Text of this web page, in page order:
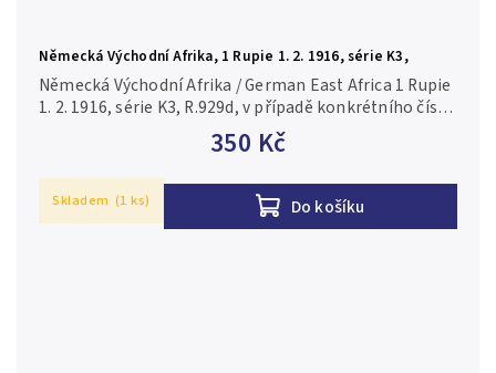
Německá Východní Afrika, 1 Rupie 1. 2. 1916, série K3,
R.929d
350 Kč
Do košíku
Německá Východní Afrika / German East Africa 1 Rupie
1. 2. 1916, série K3, R.929d, v případě konkrétního čísla
je foto pouze ilustrační 0-/AU-
Skladem (1 ks)